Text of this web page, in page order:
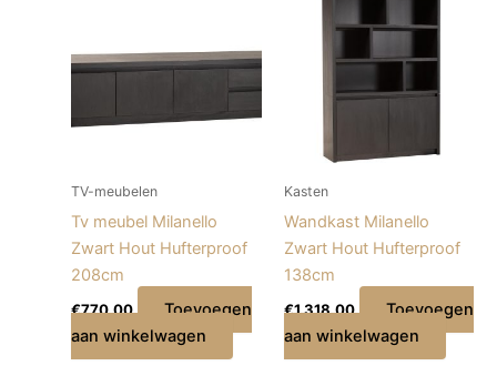
TV-meubelen
Tv meubel Milanello
Zwart Hout Hufterproof
208cm
€770,00
Toevoegen
aan winkelwagen
Kasten
Wandkast Milanello
Zwart Hout Hufterproof
138cm
€1.318,00
Toevoegen
aan winkelwagen